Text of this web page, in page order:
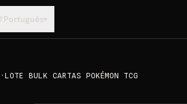
Português▾
·LOTE BULK CARTAS POKÉMON TCG